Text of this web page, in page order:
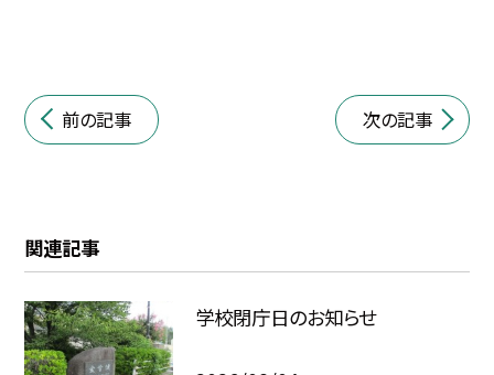
前の記事 次の記事
関連記事
学校閉庁日のお知らせ